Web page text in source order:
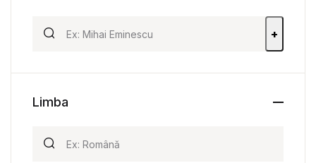
+
Limba